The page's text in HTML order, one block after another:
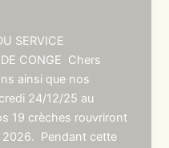
SERVICE
CONGE Chers
ainsi que nos
24/12/25 au
19 crèches rouvriront
2026. Pendant cette